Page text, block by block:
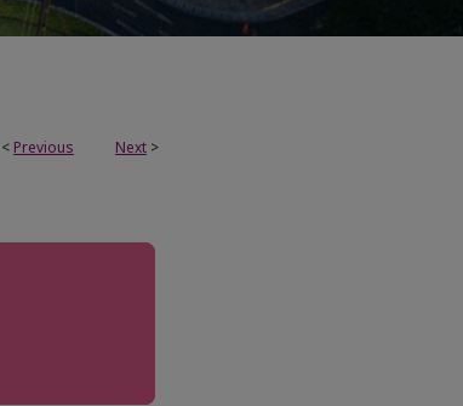
< Previous Next >